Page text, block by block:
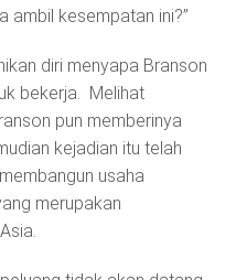
ambil kesempatan ini?”
diri menyapa Branson
bekerja. Melihat
pun memberinya
kejadian itu telah
usaha
merupakan